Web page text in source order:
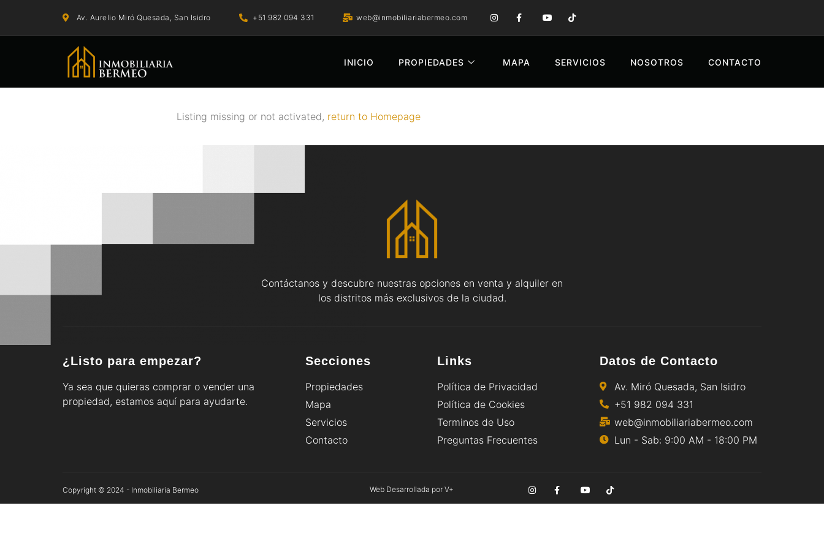
Av. Aurelio Miró Quesada, San Isidro +51 982 094 331 web@inmobiliariabermeo.com
INICIO PROPIEDADES MAPA SERVICIOS NOSOTROS CONTACTO
Listing missing or not activated, return to Homepage
Contáctanos y descubre nuestras opciones en venta y alquiler en
los distritos más exclusivos de la ciudad.
¿Listo para empezar?
Ya sea que quieras comprar o vender una
propiedad, estamos aquí para ayudarte.
Secciones
Propiedades
Mapa
Servicios
Contacto
Links
Política de Privacidad
Política de Cookies
Terminos de Uso
Preguntas Frecuentes
Datos de Contacto
Av. Miró Quesada, San Isidro
+51 982 094 331
web@inmobiliariabermeo.com
Lun - Sab: 9:00 AM - 18:00 PM
Copyright © 2024 - Inmobiliaria Bermeo Web Desarrollada por V+